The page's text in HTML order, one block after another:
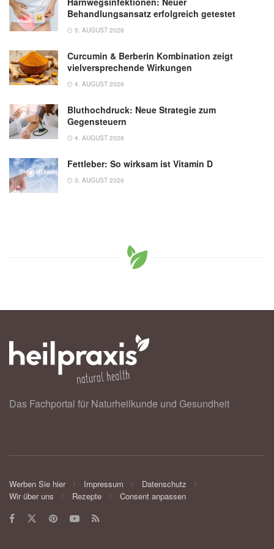
amboss.com
Behandlungsansatz erfolgreich getestet
5. AUGUST 2026
Curcumin & Berberin Kombination zeigt
vielversprechende Wirkungen
4. AUGUST 2026
Bluthochdruck: Neue Strategie zum
Gegensteuern
4. AUGUST 2026
Fettleber: So wirksam ist Vitamin D
3. AUGUST 2026
Das Fachportal für Naturheilkunde und Gesundheit
Werben Sie hier Impressum
Datenschutz
Wir über uns
Rezepte Consent anpassen